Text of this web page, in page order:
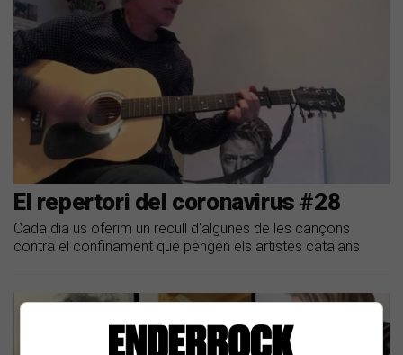
El repertori del coronavirus #28
Cada dia us oferim un recull d'algunes de les cançons
contra el confinament que pengen els artistes catalans